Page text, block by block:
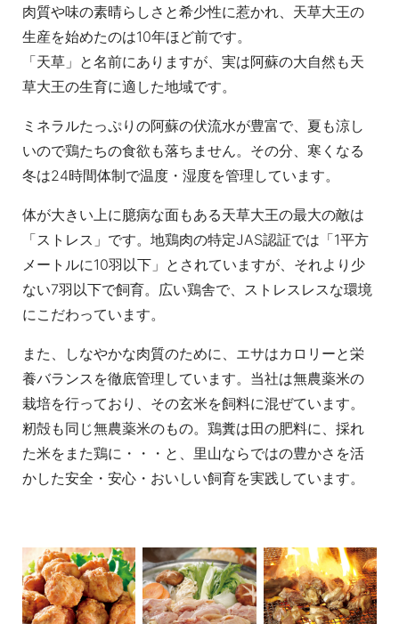
肉質や味の素晴らしさと希少性に惹かれ、天草大王の
生産を始めたのは10年ほど前です。
「天草」と名前にありますが、実は阿蘇の大自然も天
草大王の生育に適した地域です。
ミネラルたっぷりの阿蘇の伏流水が豊富で、夏も涼し
いので鶏たちの食欲も落ちません。その分、寒くなる
冬は24時間体制で温度・湿度を管理しています。
体が大きい上に臆病な面もある天草大王の最大の敵は
「ストレス」です。地鶏肉の特定JAS認証では「1平方
メートルに10羽以下」とされていますが、それより少
ない7羽以下で飼育。広い鶏舎で、ストレスレスな環境
にこだわっています。
また、しなやかな肉質のために、エサはカロリーと栄
養バランスを徹底管理しています。当社は無農薬米の
栽培を行っており、その玄米を飼料に混ぜています。
籾殻も同じ無農薬米のもの。鶏糞は田の肥料に、採れ
た米をまた鶏に・・・と、里山ならではの豊かさを活
かした安全・安心・おいしい飼育を実践しています。